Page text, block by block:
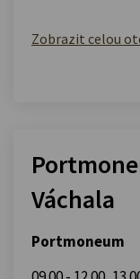
Zobrazit celou
Váchala
Portmoneum